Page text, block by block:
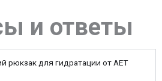
и ответы
рюкзак для гидратации от AET